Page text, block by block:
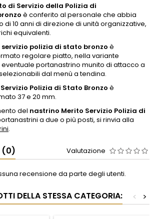
di Servizio della Polizia di
è conferito al personale che abbia
10 anni di direzione di unità organizzative,
equivalenti.
polizia di stato bronzo è
regolare piatto, nella variante
portanastrino munito di attacco a
dal menù a tendina.
Polizia di Stato Bronzo è
37 e 20 mm.
del nastrino Merito Servizio Polizia di
a due o più posti, si rinvia alla
.
(0) Valutazione
recensione da parte degli utenti.
DELLA STESSA CATEGORIA: >
<